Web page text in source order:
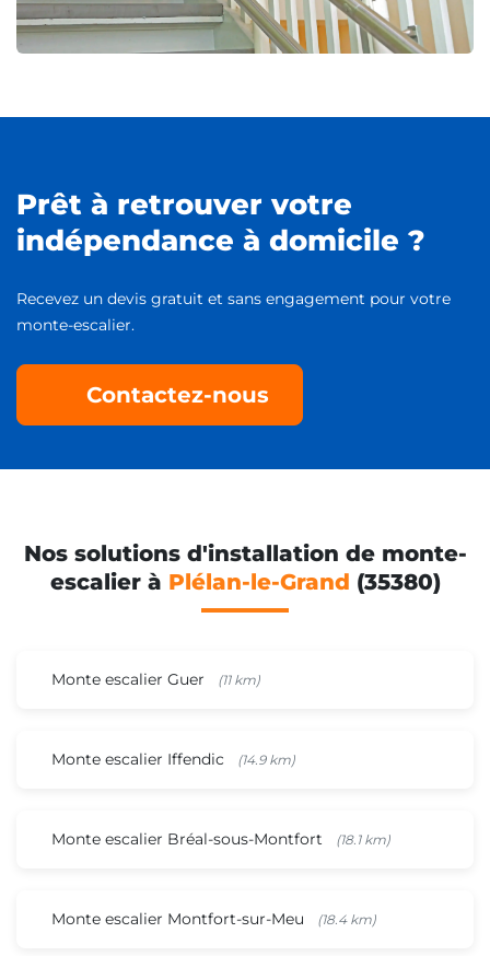
Prêt à retrouver votre
indépendance à domicile ?
Recevez un devis gratuit et sans engagement pour votre
monte-escalier.
Contactez-nous
Nos solutions d'installation de monte-
escalier à Plélan-le-Grand (35380)
Monte escalier Guer (11 km)
Monte escalier Iffendic (14.9 km)
Monte escalier Bréal-sous-Montfort (18.1 km)
Monte escalier Montfort-sur-Meu (18.4 km)